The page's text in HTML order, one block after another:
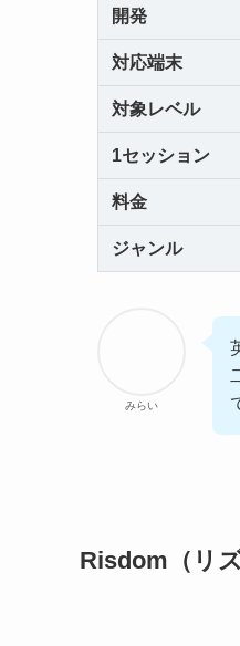
開発
対応端末
対象レベル
1セッション
料金
ジャンル
みらい
Risdom（リ